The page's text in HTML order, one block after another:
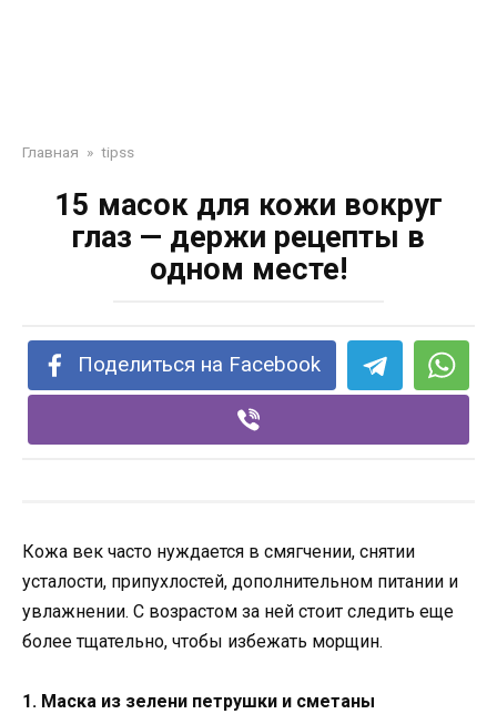
Главная » tipss
15 масок для кожи вокруг
глаз — держи рецепты в
одном месте!
Поделиться на Facebook
Кожа век часто нуждается в смягчении, снятии
усталости, припухлостей, дополнительном питании и
увлажнении. С возрастом за ней стоит следить еще
более тщательно, чтобы избежать морщин.
1. Маска из зелени петрушки и сметаны